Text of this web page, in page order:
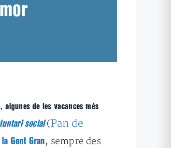
de les vacances més
social(Pan de
Gent Gran, sempre des